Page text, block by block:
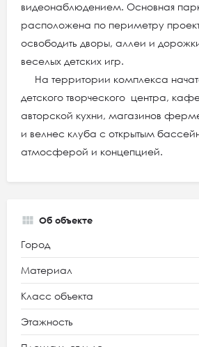
видеонаблюдением. Основная
расположена по периметру
освободить дворы, аллеи и
веселых детских игр.
На территории комплекса
детского творческого центра,
авторской кухни, магазинов
и велнес клуба с открытым
атмосферой и концепцией.
Об объекте
Город
Материал
Класс объекта
Этажность